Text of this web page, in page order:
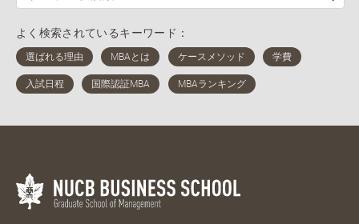
よく検索されているキーワード：